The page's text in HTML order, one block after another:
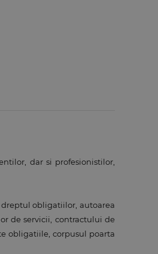
dar si profesionistilor,
obligatiilor, autoarea
de servicii, contractului de
obligatiile, corpusul poarta